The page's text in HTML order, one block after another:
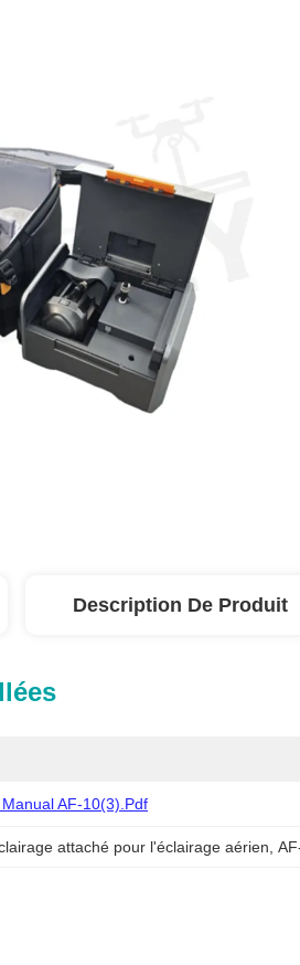
Description De Produit
AF-10(3).pdf
attaché pour l'éclairage aérien